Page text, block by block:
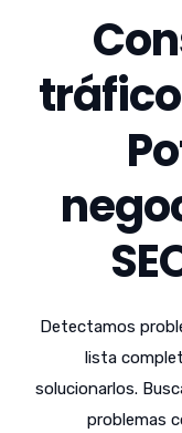
Detectamos
lista
solucionarlos.
problemas